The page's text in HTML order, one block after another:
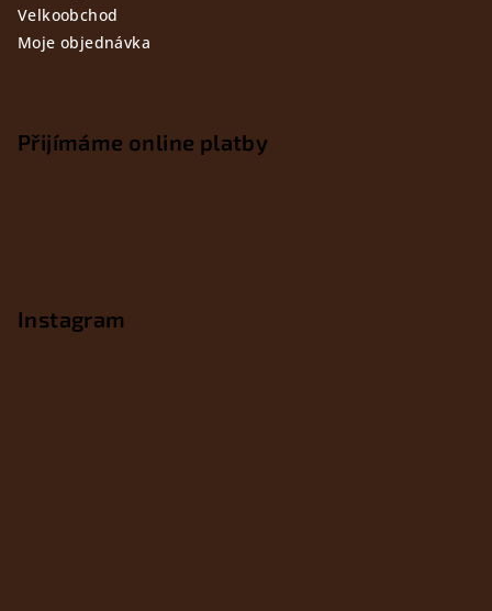
Velkoobchod
Moje objednávka
Přijímáme online platby
Instagram